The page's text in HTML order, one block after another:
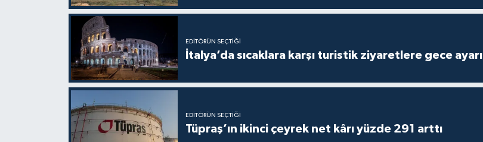
EDITÖRÜN SEÇTIĞI
İtalya’da sıcaklara karşı turistik ziyaretlere gece ayarı
EDITÖRÜN SEÇTIĞI
Tüpraş’ın ikinci çeyrek net kârı yüzde 291 arttı